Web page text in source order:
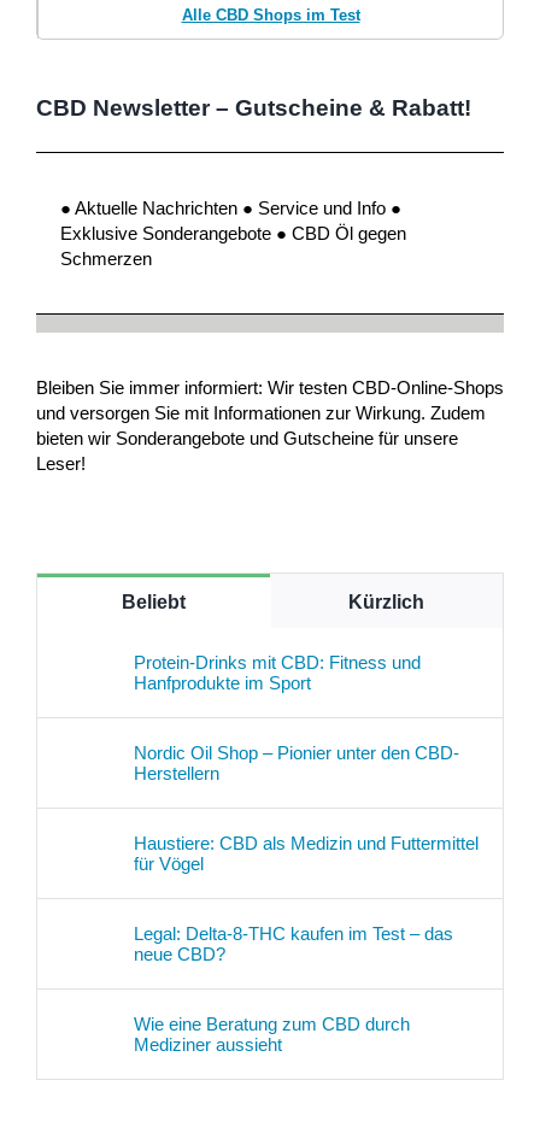
Alle CBD Shops im Test
CBD Newsletter – Gutscheine & Rabatt!
● Aktuelle Nachrichten ● Service und Info ●
Exklusive Sonderangebote ● CBD Öl gegen
Schmerzen
Bleiben Sie immer informiert: Wir testen CBD-Online-Shops
und versorgen Sie mit Informationen zur Wirkung. Zudem
bieten wir Sonderangebote und Gutscheine für unsere
Leser!
Beliebt Kürzlich
Protein-Drinks mit CBD: Fitness und
Hanfprodukte im Sport
Nordic Oil Shop – Pionier unter den CBD-
Herstellern
Haustiere: CBD als Medizin und Futtermittel
für Vögel
Legal: Delta-8-THC kaufen im Test – das
neue CBD?
Wie eine Beratung zum CBD durch
Mediziner aussieht